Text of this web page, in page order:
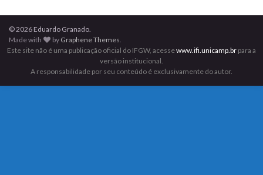
© 2026 Eduardo Granado.
Made with
by Graphene Themes
Este site não é uma publicação oficial do IFGW, acessewww.ifi.unicamp.br para a
versão institucional.
A responsabilidade por seu conteúdo é exclusivamente do autor.